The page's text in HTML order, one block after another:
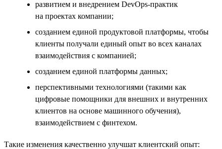
развитием и внедрением DevOps-практик
на проектах компании;
созданием единой продуктовой платформы, чтобы
клиенты получали единый опыт во всех каналах
взаимодействия с компанией;
созданием единой платформы данных;
перспективными технологиями (такими как
цифровые помощники для внешних и внутренних
клиентов на основе машинного обучения),
взаимодействием с финтехом.
Такие изменения качественно улучшат клиентский опыт: